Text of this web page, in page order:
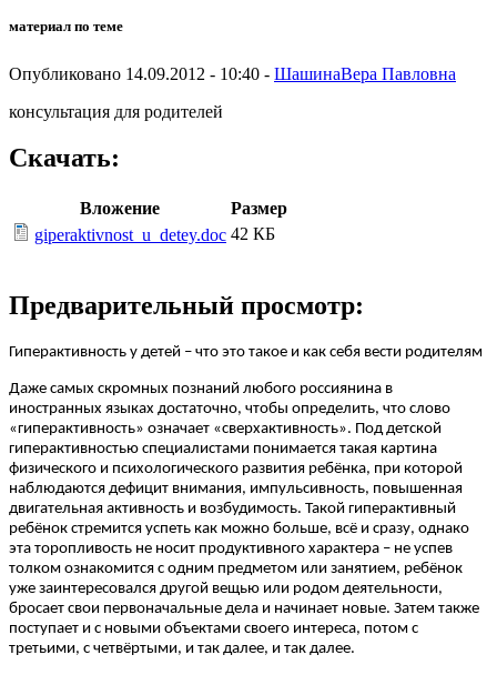
материал по теме
Опубликовано 14.09.2012 - 10:40 - ШашинаВера Павловна
консультация для родителей
Скачать:
Вложение
Размер
giperaktivnost_u_detey.doc 42 КБ
Предварительный просмотр:
Гиперактивность у детей – что это такое и как себя вести родителям
Даже самых скромных познаний любого россиянина в
иностранных языках достаточно, чтобы определить, что слово
«гиперактивность» означает «сверхактивность». Под детской
гиперактивностью специалистами понимается такая картина
физического и психологического развития ребёнка, при которой
наблюдаются дефицит внимания, импульсивность, повышенная
двигательная активность и возбудимость. Такой гиперактивный
ребёнок стремится успеть как можно больше, всё и сразу, однако
эта торопливость не носит продуктивного характера – не успев
толком ознакомится с одним предметом или занятием, ребёнок
уже заинтересовался другой вещью или родом деятельности,
бросает свои первоначальные дела и начинает новые. Затем также
поступает и с новыми объектами своего интереса, потом с
третьими, с четвёртыми, и так далее, и так далее.